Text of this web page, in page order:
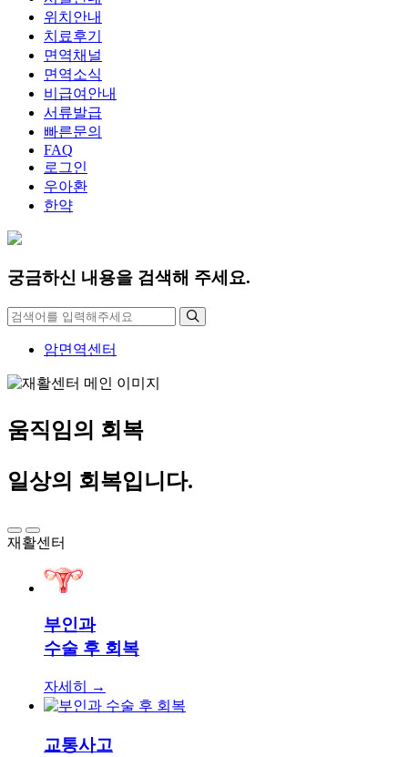
위치안내
치료후기
면역채널
면역소식
비급여안내
서류발급
빠른문의
FAQ
로그인
우아환
한약
궁금하신 내용을 검색해 주세요.
암면역센터
움직임의 회복
일상의 회복입니다.
재활센터
부인과
수술 후 회복
자세히 →
교통사고